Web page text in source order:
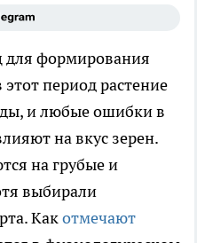
формирования
период растение
и любые ошибки в
на вкус зерен.
на грубые и
выбирали
Какотмечают